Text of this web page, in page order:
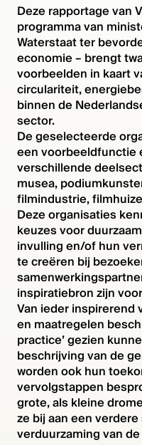
Deze rapportage van
programma van
Waterstaat ter
economie – brengt
voorbeelden in kaart
circulariteit,
binnen de
sector.
De geselecteerde
een voorbeeldfunctie
verschillende
musea,
filmindustrie,
Deze organisaties
keuzes voor
invulling en/of hun
te creëren bij
inspiratiebron zijn
Van ieder inspirerend
en maatregelen
practice’ gezien
beschrijving van de
worden ook hun
vervolgstappen
grote, als kleine
ze bij aan een
verduurzaming van